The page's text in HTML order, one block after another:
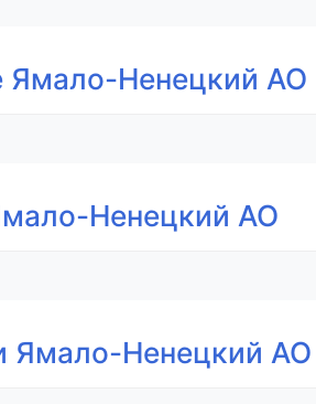
Ямало-Ненецкий АО
Ненецкий АО
Ямало-Ненецкий АО